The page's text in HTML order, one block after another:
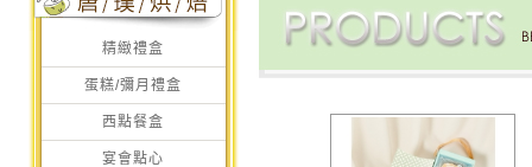
精緻禮盒
蛋糕/彌月禮盒
西點餐盒
宴會點心